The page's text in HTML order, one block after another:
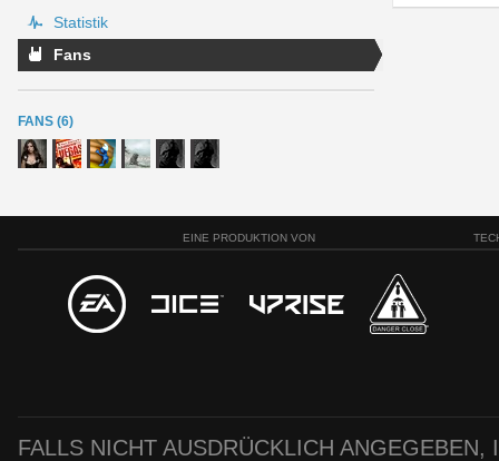
Statistik
Fans
FANS (6)
EINE PRODUKTION VON
FALLS NICHT AUSDRÜCKLICH